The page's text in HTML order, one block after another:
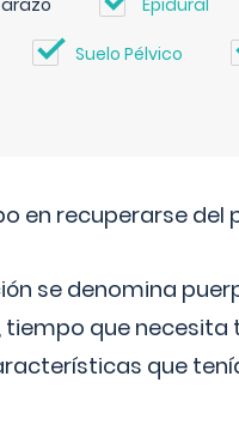
Epidural
Suelo Pélvico
en recuperarse del
se denomina
que
que